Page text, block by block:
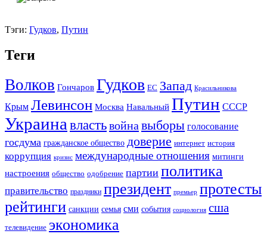
Тэги: Гудков, Путин
Теги
Волков Гончаров Гудков ЕС Запад Красильникова
Крым Левинсон Москва Навальный Путин СССР
Украина властьвойна выборы голосование
госдума гражданское общество доверие интернет история
коррупция кризис международные отношения митинги
настроения общество одобрение партии политика
правительство праздники президент премьер протесты
рейтинги санкции семья сми события социология сша
телевидение экономика